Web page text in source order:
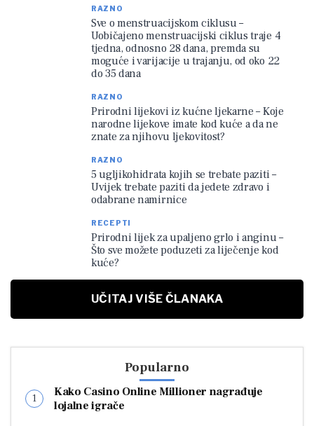
RAZNO
Sve o menstruacijskom ciklusu –
Uobičajeno menstruacijski ciklus traje 4
tjedna, odnosno 28 dana, premda su
moguće i varijacije u trajanju, od oko 22
do 35 dana
RAZNO
Prirodni lijekovi iz kućne ljekarne – Koje
narodne lijekove imate kod kuće a da ne
znate za njihovu ljekovitost?
RAZNO
5 ugljikohidrata kojih se trebate paziti –
Uvijek trebate paziti da jedete zdravo i
odabrane namirnice
RECEPTI
Prirodni lijek za upaljeno grlo i anginu –
Što sve možete poduzeti za liječenje kod
kuće?
UČITAJ VIŠE ČLANAKA
Popularno
Kako Casino Online Millioner nagrađuje
lojalne igrače